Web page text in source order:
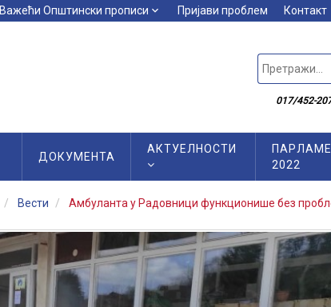
Важећи Општински прописи keyboard_arrow_down Пријави проблем Контакт
017/452-
ДОКУМЕНТА
АКТУЕЛНОСТИ
2022
Вести Амбуланта у Радовници функционише без